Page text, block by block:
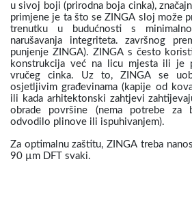
u sivoj boji (prirodna boja cinka),
primjene je ta što se ZINGA sloj može
trenutku u budućnosti s
narušavanja integriteta. završnog
punjenje ZINGA). ZINGA s često
konstrukcija već na licu mjesta ili je
vručeg cinka.
Uz to, ZINGA se
osjetljivim građevinama (kapije od
ili kada arhitektonski zahtjevi
obrade površine (nema potrebe za
odvodilo plinove ili ispuhivanjem).
Za optimalnu zaštitu, ZINGA treba
90 µm DFT svaki.